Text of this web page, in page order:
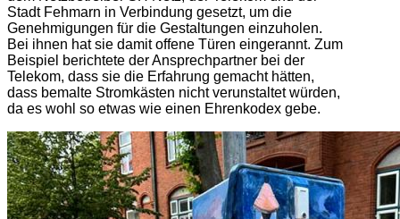
Stadt Fehmarn in Verbindung gesetzt, um die
Genehmigungen für die Gestaltungen einzuholen.
Bei ihnen hat sie damit offene Türen eingerannt. Zum
Beispiel berichtete der Ansprechpartner bei der
Telekom, dass sie die Erfahrung gemacht hätten,
dass bemalte Stromkästen nicht verunstaltet würden,
da es wohl so etwas wie einen Ehrenkodex gebe.